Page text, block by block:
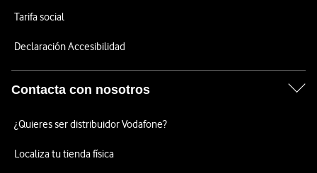
Tarifa social
Declaración Accesibilidad
Contacta con nosotros
¿Quieres ser distribuidor Vodafone?
Localiza tu tienda física